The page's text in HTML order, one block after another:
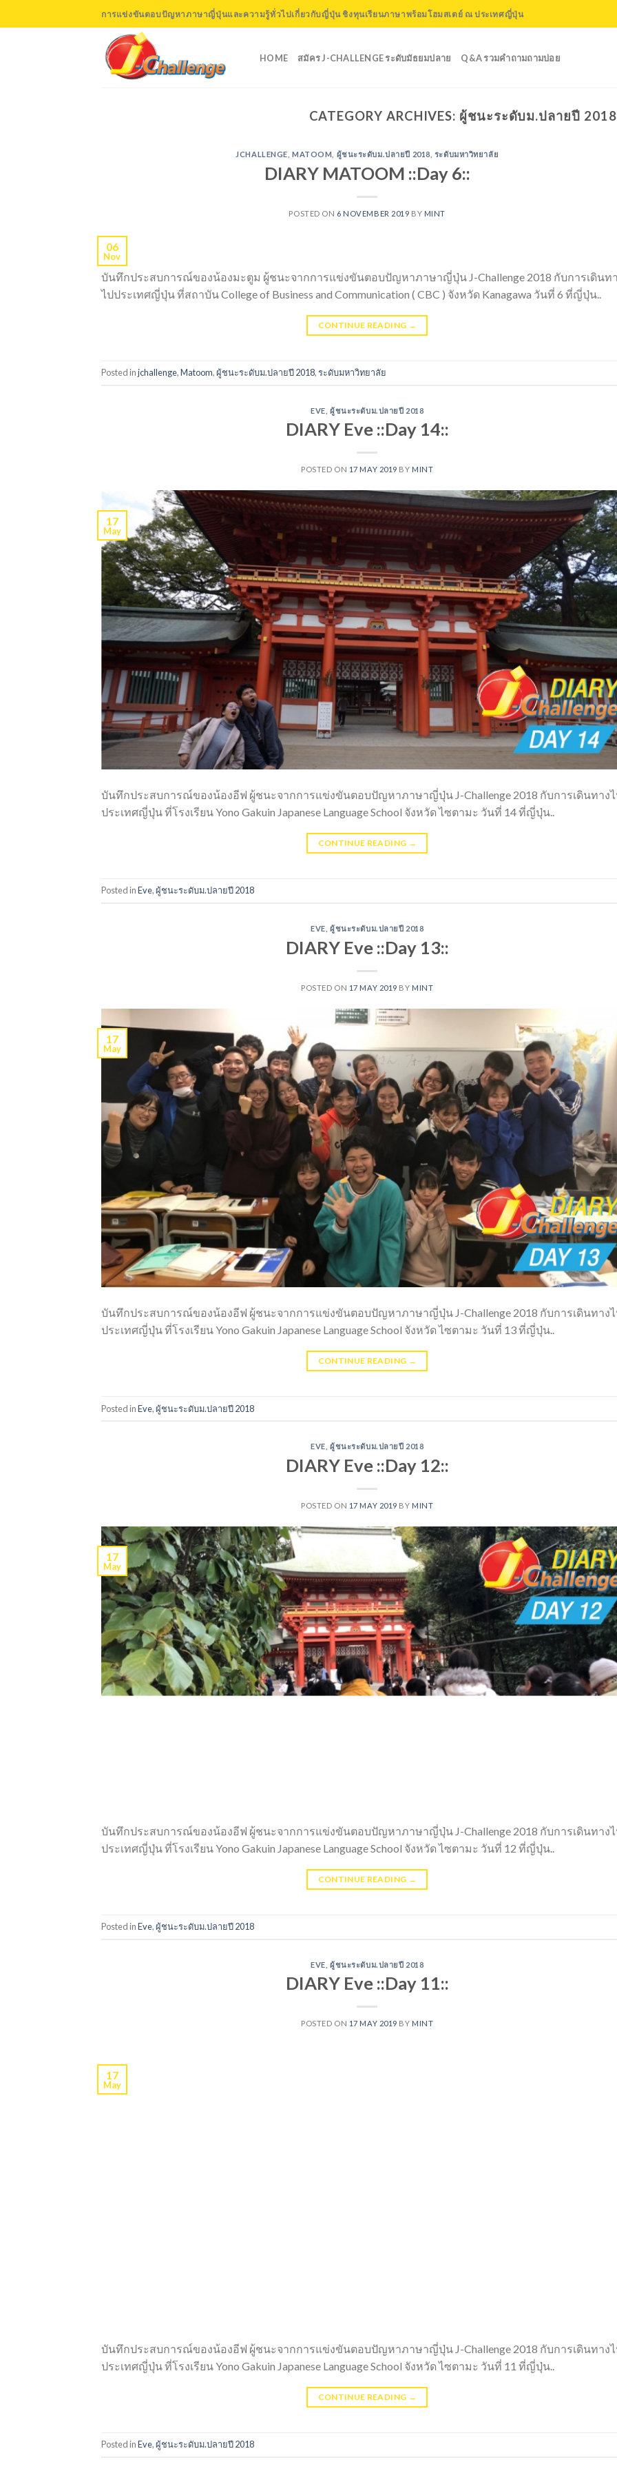
to
การแข่งขันตอบปัญหาภาษาญี่ปุ่นและความรู้ทั่วไปเกี่ยวกับญี่ปุ่น ชิงทุนเรียนภาษาพร้อมโฮมสเตย์ ณ ประเทศญี่ปุ่น
HOME สมัคร J-CHALLENGE ระดับมัธยมปลาย Q&A รวมคำถามถามบ่อย
CATEGORY ARCHIVES: ผู้ชนะระดับม.ปลายปี 2018
JCHALLENGE ,MATOOM ผู้ชนะระดับม.ปลายปี 2018 ระดับมหาวิทยาลัย
DIARY MATOOM ::Day 6::
POSTED ON 6 NOVEMBER 2019 BY MINT
06
Nov
บันทึกประสบการณ์ของน้องมะตูม ผู้ชนะจากการแข่งขันตอบปัญหาภาษาญี่ปุ่น J-Challenge 2018 กับการเดินท
ไปประเทศญี่ปุ่น ที่สถาบัน College of Business and Communication ( CBC ) จังหวัด Kanagawa วันที่ 6 ที่ญี่ปุ่น..
CONTINUE READING →
Posted injchallenge,Matoom,ผู้ชนะระดับม.ปลายปี 2018,ระดับมหาวิทยาลัย
EVE ,ผู้ชนะระดับม.ปลายปี 2018
DIARY Eve ::Day 14::
POSTED ON 17 MAY 2019 BY MINT
17
May
บันทึกประสบการณ์ของน้องอีฟ ผู้ชนะจากการแข่งขันตอบปัญหาภาษาญี่ปุ่น J-Challenge 2018 กับการเดินทาง
ประเทศญี่ปุ่น ที่โรงเรียน Yono Gakuin Japanese Language School จังหวัด ไซตามะ วันที่ 14 ที่ญี่ปุ่น..
CONTINUE READING →
Posted inEve,ผู้ชนะระดับม.ปลายปี 2018
EVE ,ผู้ชนะระดับม.ปลายปี 2018
DIARY Eve ::Day 13::
POSTED ON 17 MAY 2019 BY MINT
17
May
บันทึกประสบการณ์ของน้องอีฟ ผู้ชนะจากการแข่งขันตอบปัญหาภาษาญี่ปุ่น J-Challenge 2018 กับการเดินทาง
ประเทศญี่ปุ่น ที่โรงเรียน Yono Gakuin Japanese Language School จังหวัด ไซตามะ วันที่ 13 ที่ญี่ปุ่น..
CONTINUE READING →
Posted inEve,ผู้ชนะระดับม.ปลายปี 2018
EVE ,ผู้ชนะระดับม.ปลายปี 2018
DIARY Eve ::Day 12::
POSTED ON 17 MAY 2019 BY MINT
17
May
บันทึกประสบการณ์ของน้องอีฟ ผู้ชนะจากการแข่งขันตอบปัญหาภาษาญี่ปุ่น J-Challenge 2018 กับการเดินทาง
ประเทศญี่ปุ่น ที่โรงเรียน Yono Gakuin Japanese Language School จังหวัด ไซตามะ วันที่ 12 ที่ญี่ปุ่น..
CONTINUE READING →
Posted inEve,ผู้ชนะระดับม.ปลายปี 2018
EVE ,ผู้ชนะระดับม.ปลายปี 2018
DIARY Eve ::Day 11::
POSTED ON 17 MAY 2019 BY MINT
17
May
บันทึกประสบการณ์ของน้องอีฟ ผู้ชนะจากการแข่งขันตอบปัญหาภาษาญี่ปุ่น J-Challenge 2018 กับการเดินทาง
ประเทศญี่ปุ่น ที่โรงเรียน Yono Gakuin Japanese Language School จังหวัด ไซตามะ วันที่ 11 ที่ญี่ปุ่น..
CONTINUE READING →
Posted inEve,ผู้ชนะระดับม.ปลายปี 2018